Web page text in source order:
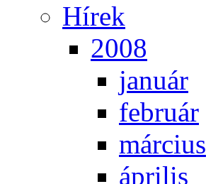
Hí­rek
2008
ja­nu­ár
feb­ru­ár
már­ci­us
áp­ri­lis